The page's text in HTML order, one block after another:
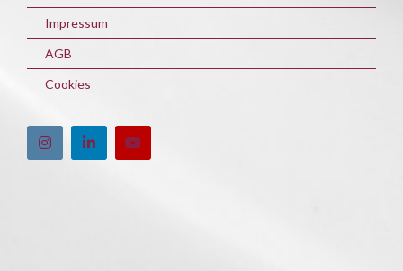
Impressum
AGB
Cookies